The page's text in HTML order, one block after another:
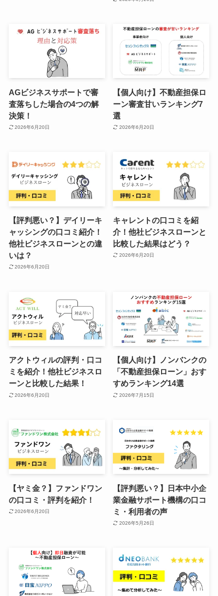
AGビジネスサポートで審
査落ちした場合の4つの解
決策！
2026年6月20日
【個人向け】不動産担保ロ
ーン審査甘いランキング7
選
2026年6月20日
【評判悪い？】デイリーキ
ャッシングの口コミ紹介！
他社ビジネスローンとの違
いは？
2026年6月20日
キャレントの口コミを紹
介！他社ビジネスローンと
比較した結果はどう？
2026年6月20日
アクトウィルの評判・口コ
ミを紹介！他社ビジネスロ
ーンと比較した結果！
2026年6月20日
【個人向け】ノンバンクの
「不動産担保ローン」おす
すめランキング14選
2026年7月15日
【ヤミ金？】ファンドワン
の口コミ・評判を紹介！
2026年6月20日
【評判悪い？】日本中小企
業金融サポート機構の口コ
ミ・利用者の声
2026年5月26日